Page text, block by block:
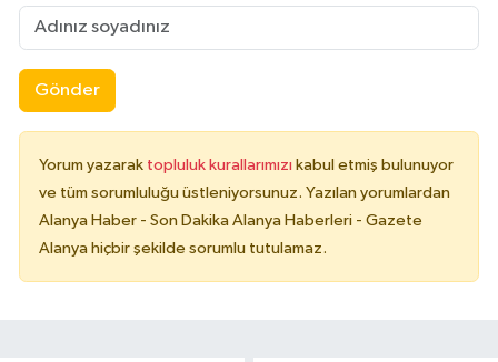
Gönder
Yorum yazarak topluluk kurallarımızı kabul etmiş bulunuyor
ve tüm sorumluluğu üstleniyorsunuz. Yazılan yorumlardan
Alanya Haber - Son Dakika Alanya Haberleri - Gazete
Alanya hiçbir şekilde sorumlu tutulamaz.